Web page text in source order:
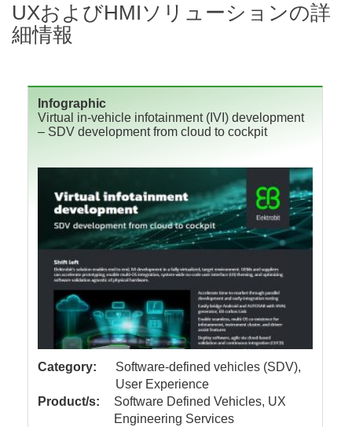
UXおよびHMIソリューションの詳
細情報
Infographic
Virtual in-vehicle infotainment (IVI) development
– SDV development from cloud to cockpit
Category:
Software-defined vehicles (SDV),
User Experience
Product/s:
Software Defined Vehicles, UX
Engineering Services